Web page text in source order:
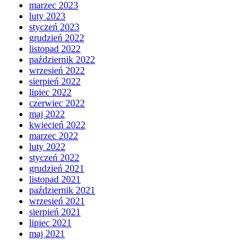
marzec 2023
luty 2023
styczeń 2023
grudzień 2022
listopad 2022
październik 2022
wrzesień 2022
sierpień 2022
lipiec 2022
czerwiec 2022
maj 2022
kwiecień 2022
marzec 2022
luty 2022
styczeń 2022
grudzień 2021
listopad 2021
październik 2021
wrzesień 2021
sierpień 2021
lipiec 2021
maj 2021